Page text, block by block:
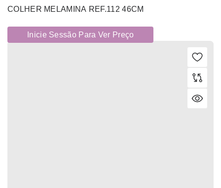
COLHER MELAMINA REF.112 46CM
Inicie Sessão Para Ver Preço